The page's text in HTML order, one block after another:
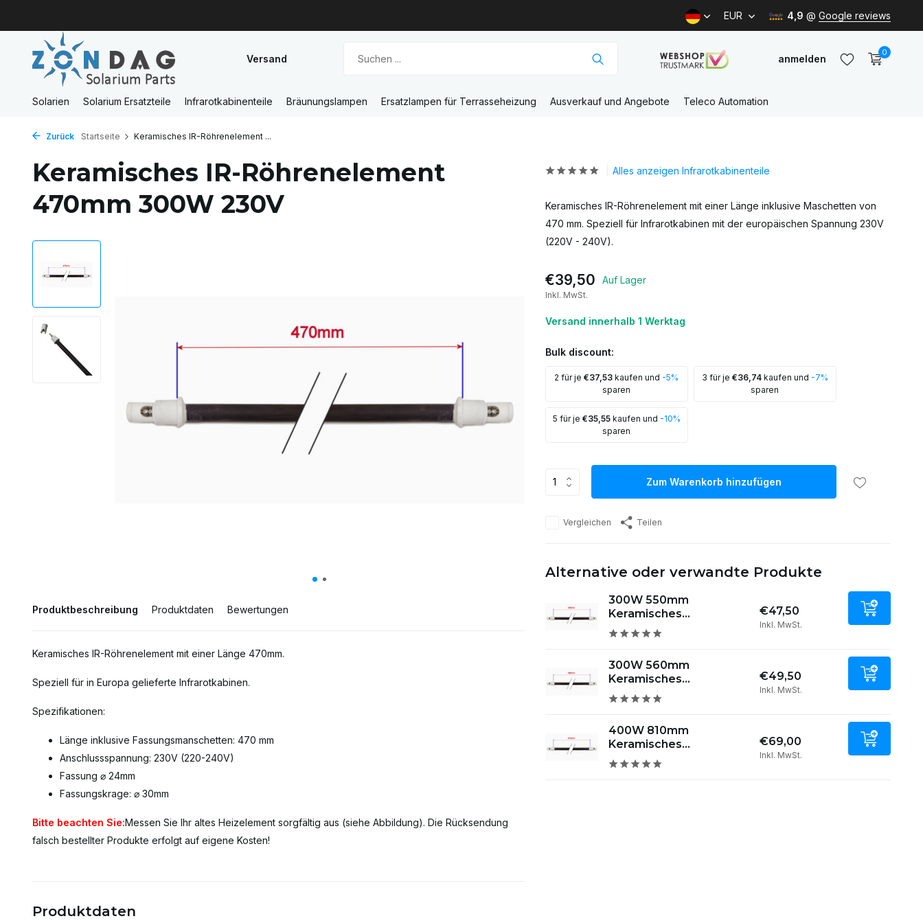
EUR 4,9 @ Google reviews
Versand anmelden
anlegen
0
Solarien Solarium Ersatzteile Infrarotkabinenteile Bräunungslampen Ersatzlampen für Terrasseheizung Ausverkauf und Angebote Teleco Automation
Zurück Startseite Keramisches IR-Röhrenelement ...
Keramisches IR-Röhrenelement
470mm 300W 230V
Produktbeschreibung Produktdaten Bewertungen
Keramisches IR-Röhrenelement mit einer Länge 470mm.
Speziell für in Europa gelieferte Infrarotkabinen.
Spezifikationen:
Länge inklusive Fassungsmanschetten: 470 mm
Anschlussspannung: 230V (220-240V)
Fassung ⌀ 24mm
Fassungskrage: ⌀ 30mm
Bitte beachten Sie:Messen Sie Ihr altes Heizelement sorgfältig aus (siehe Abbildung). Die Rücksendung
falsch bestellter Produkte erfolgt auf eigene Kosten!
Produktdaten
Alles anzeigen Infrarotkabinenteile
Keramisches IR-Röhrenelement mit einer Länge inklusive Maschetten von
470 mm. Speziell für Infrarotkabinen mit der europäischen Spannung 230V
(220V - 240V).
€39,50 Auf Lager
Inkl. MwSt.
Versand innerhalb 1 Werktag
Bulk discount:
2 für je€37,53 kaufen und -5%
sparen
3 für je €36,74kaufen und -7%
sparen
5 für je €35,55kaufen und -10%
sparen
Zum Warenkorb hinzufügen
Vergleichen Teilen
Alternative oder verwandte Produkte
300W 550mm
Keramisches...
€47,50
Inkl. MwSt.
300W 560mm
Keramisches...
€49,50
Inkl. MwSt.
400W 810mm
Keramisches...
€69,00
Inkl. MwSt.